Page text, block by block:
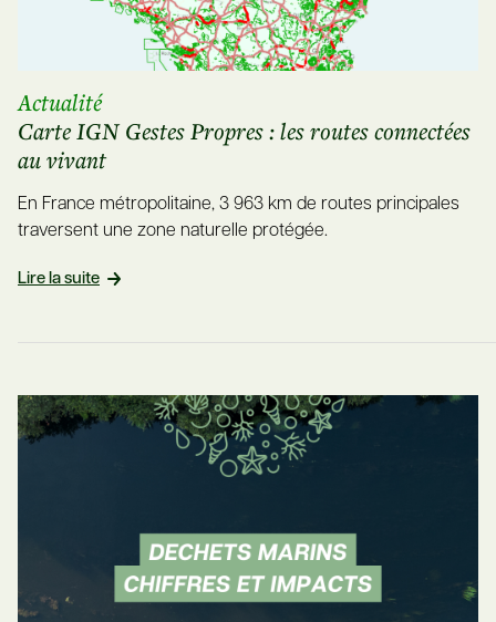
Actualité
Carte IGN Gestes Propres : les routes connectées
au vivant
En France métropolitaine, 3 963 km de routes principales
traversent une zone naturelle protégée.
Lire la suite